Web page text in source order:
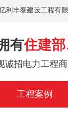
利丰泰建设工程有
有住建
诚招电力工程
工程案例